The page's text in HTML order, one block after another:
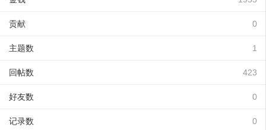
贡献 0
主题数 1
回帖数 423
好友数 0
记录数 0